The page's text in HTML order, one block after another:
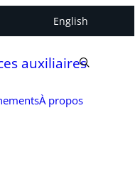
English
auxiliaires
À propos